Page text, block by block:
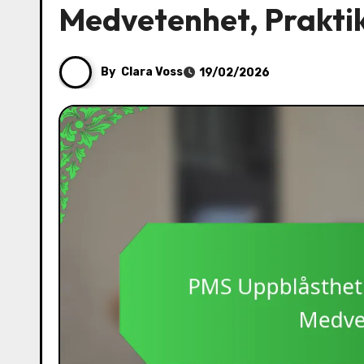
Medvetenhet,
By Clara Voss 19/02/2026